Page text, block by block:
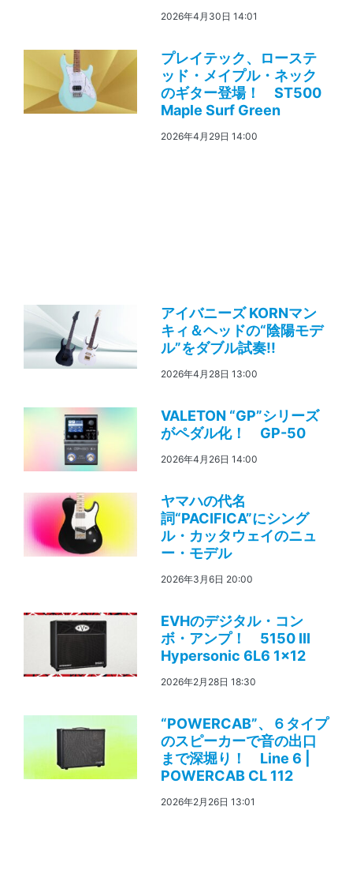
2026年4月30日 14:01
プレイテック、ローステ
ッド・メイプル・ネック
のギター登場！ ST500
Maple Surf Green
2026年4月29日 14:00
アイバニーズ KORNマン
キィ＆ヘッドの“陰陽モデ
ル”をダブル試奏!!
2026年4月28日 13:00
VALETON “GP”シリーズ
がペダル化！ GP-50
2026年4月26日 14:00
ヤマハの代名
詞“PACIFICA”にシング
ル・カッタウェイのニュ
ー・モデル
2026年3月6日 20:00
EVHのデジタル・コン
ボ・アンプ！ 5150 III
Hypersonic 6L6 1×12
2026年2月28日 18:30
“POWERCAB”、６タイプ
のスピーカーで音の出口
まで深堀り！ Line 6 |
POWERCAB CL 112
2026年2月26日 13:01